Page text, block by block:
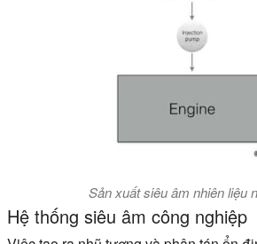
Sản xuất siêu âm nhiên liệu
Hệ thống siêu âm công nghiệp